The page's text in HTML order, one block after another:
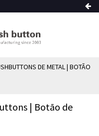
DE METAL | BOTÃO
| Botão de